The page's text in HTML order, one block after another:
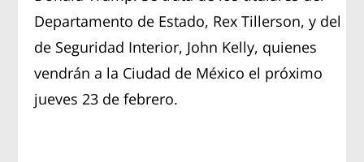
Departamento de Estado, Rex Tillerson, y del
de Seguridad Interior, John Kelly, quienes
vendrán a la Ciudad de México el próximo
jueves 23 de febrero.